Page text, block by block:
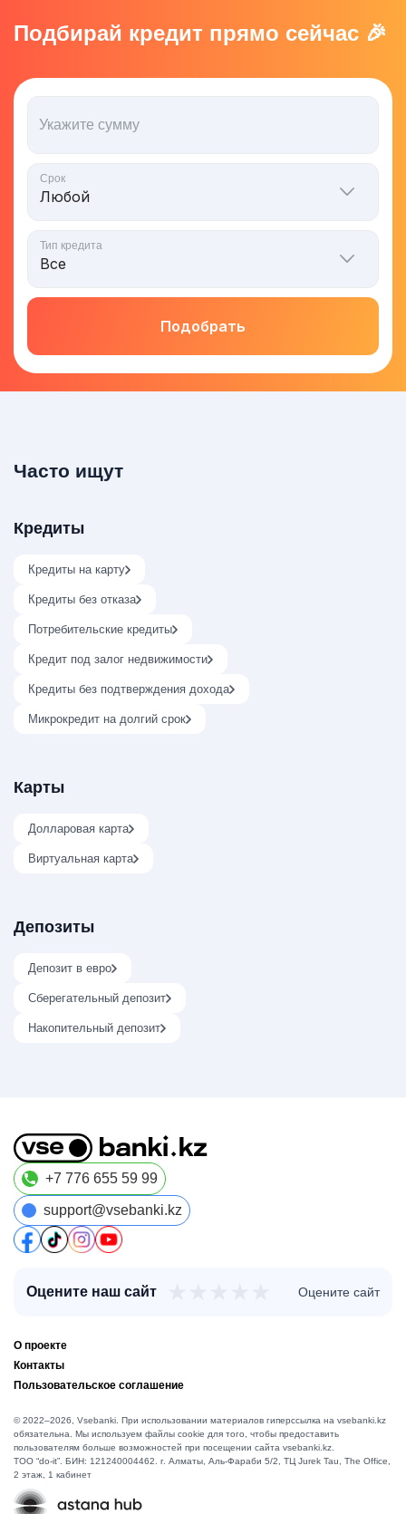
Подбирай кредит прямо сейчас 🎉
Укажите сумму
Срок
Тип кредита
Подобрать
Часто ищут
Кредиты
Кредиты на карту
Кредиты без отказа
Потребительские кредиты
Кредит под залог недвижимости
Кредиты без подтверждения дохода
Микрокредит на долгий срок
Карты
Долларовая карта
Виртуальная карта
Депозиты
Депозит в евро
Сберегательный депозит
Накопительный депозит
+7 776 655 59 99
support@vsebanki.kz
Оцените наш сайт Оцените сайт
О проекте
Контакты
Пользовательское соглашение
© 2022–2026, Vsebanki. При использовании материалов гиперссылка на vsebanki.kz
обязательна. Мы используем файлы cookie для того, чтобы предоставить
пользователям больше возможностей при посещении сайта vsebanki.kz.
TOO “do-it”. БИН: 121240004462. г. Алматы, ​Аль-Фараби 5/2, ТЦ Jurek Tau, The Office,
2 этаж, 1 кабинет